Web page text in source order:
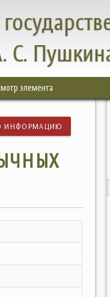
С.
элемента
ИНФОРМАЦИЮ